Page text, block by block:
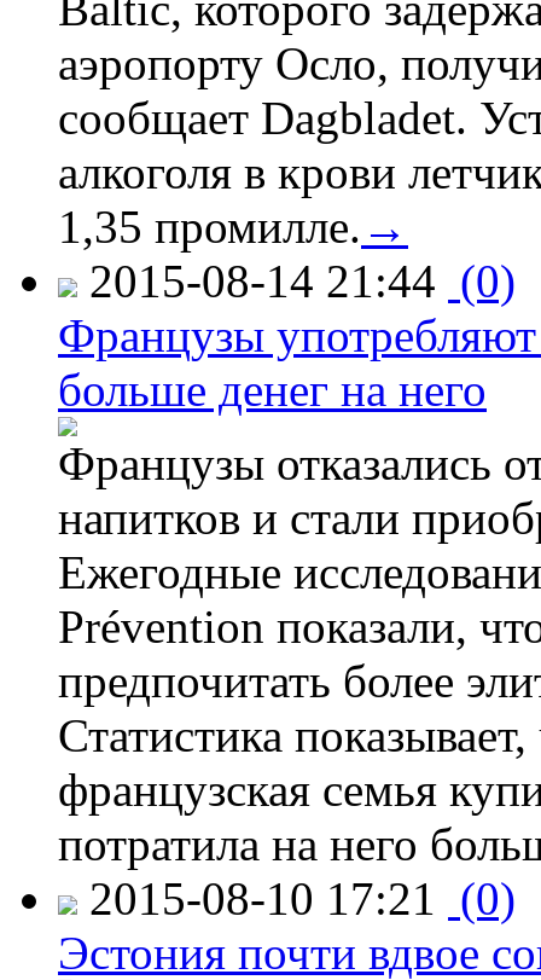
аэропорту Осло,
сообщает Dagbladet.
алкоголя в крови
1,35 промилле. →
2015-08-14 21:44 (0)
Французы
больше денег на него
Французы отказались
напитков и стали
Ежегодные
Prévention показали,
предпочитать более
Статистика
французская семья
потратила на него
2015-08-10 17:21 (0)
Эстония почти вдвое